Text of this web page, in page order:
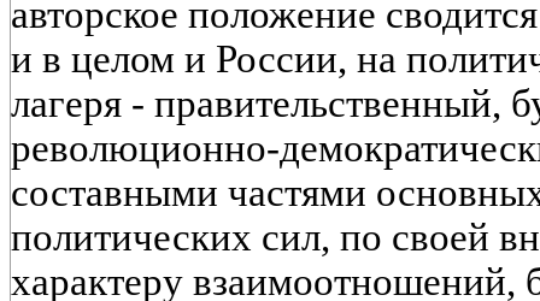
авторское положение
и в целом и России, на
лагеря - правительственный,
революционно-
составными частями
политических сил, по своей
характеру взаимоотношений,